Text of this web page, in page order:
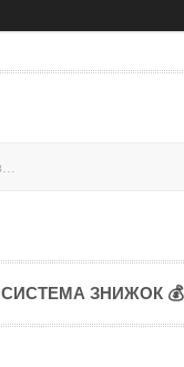
СИСТЕМА ЗНИЖОК 💰